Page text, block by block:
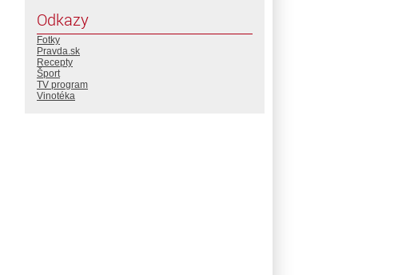
Odkazy
Fotky
Pravda.sk
Recepty
Šport
TV program
Vinotéka